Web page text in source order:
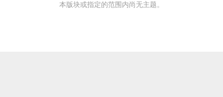
本版块或指定的范围内尚无主题。